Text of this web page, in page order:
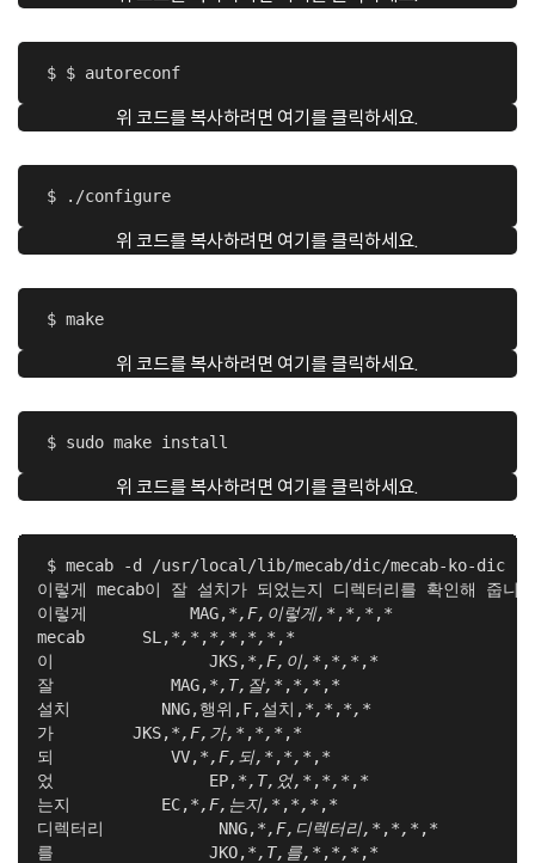
$ $ autoreconf
위 코드를 복사하려면 여기를 클릭하세요.
$ ./configure
위 코드를 복사하려면 여기를 클릭하세요.
$ make
위 코드를 복사하려면 여기를 클릭하세요.
$ sudo make install
위 코드를 복사하려면 여기를 클릭하세요.
$ mecab -d /usr/local/lib/mecab/dic/mecab-ko-dic
이렇게 mecab이 잘 설치가 되었는지 디렉터리를 확인해 줍니
이렇게		MAG,*,F,이렇게,* ,*,* ,*
mecab	   SL,*,* ,*,* ,*,* ,*
이		  JKS,*,F,이,* ,*,* ,*
잘	      MAG,*,T,잘,* ,*,* ,*
설치 	     NNG,행위,F,설치,*,* ,*,*
가     	  JKS,*,F,가,* ,*,* ,*
되 	      VV,*,F,되,* ,*,* ,*
었 		  EP,*,T,었,* ,*,* ,*
는지	     EC,*,F,는지,* ,*,* ,*
디렉터리		   NNG,*,F,디렉터리,* ,*,* ,*
를 		  JKO,*,T,를,* ,*,* ,*